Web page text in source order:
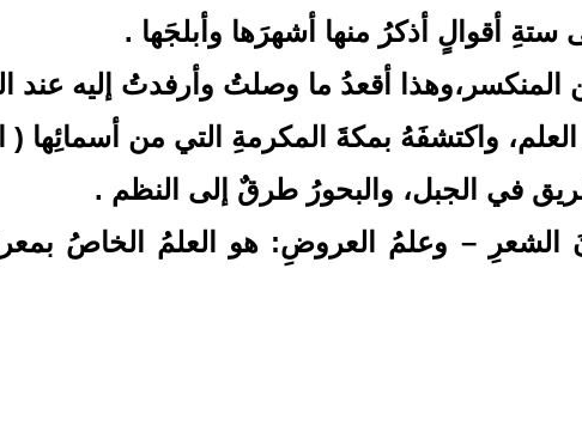
أقوالٍ أذكرُ منها أشهرَها وأبلجَها .
أقعدُ ما وصلتُ وأرفدتُ إليه عند
واكتشفَهُ بمكةَ المكرمةِ التي من أسمائِها
في الجبل، والبحورُ طرقٌ إلى النظم .
– وعلمُ العروضِ: هو العلمُ الخاصُ